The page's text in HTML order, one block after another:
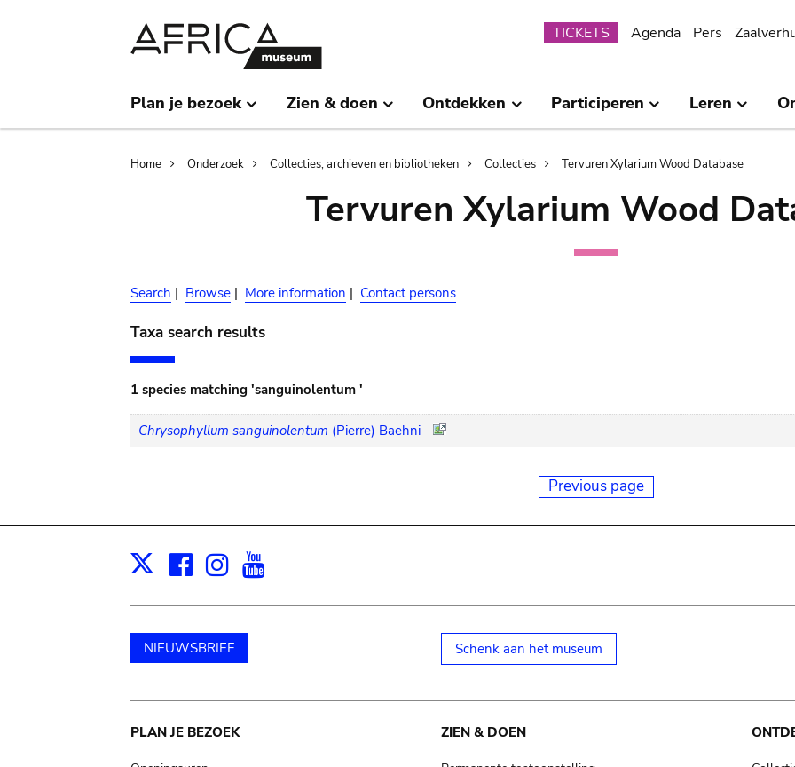
Submenu
TICKETS Agenda Pers
Plan je bezoek Zien & doen Ontdekken Participeren Leren
Breadcrumb
Home Onderzoek Collecties, archieven en bibliotheken Collecties Tervuren Xylarium Wood Database
Tervuren Xylarium Wood
Search | Browse | More information | Contact persons
Taxa search results
1 species matching 'sanguinolentum '
Chrysophyllum sanguinolentum (Pierre) Baehni
Previous page
X Facebook
Instagram
NIEUWSBRIEF Schenk aan het museum
Main
PLAN JE BEZOEK ZIEN & DOEN